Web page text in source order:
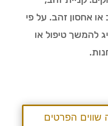
אחסון זהב. על פי
להמשך טיפול או
שווים הפרטים